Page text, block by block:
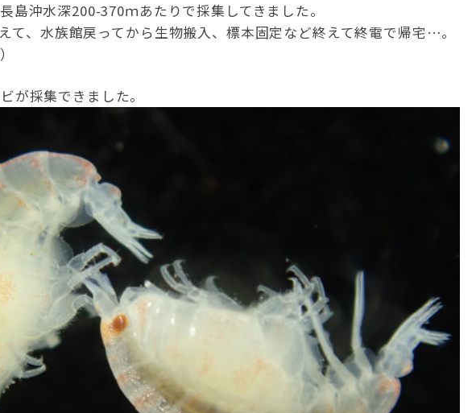
島沖水深200-370ｍあたりで採集してきました。
て、水族館戻ってから生物搬入、標本固定など終えて終電で帰宅…。
が採集できました。